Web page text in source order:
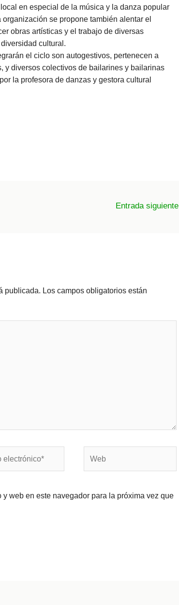
en especial de la música y la danza popular
se propone también alentar el
obras artísticas y el trabajo de diversas
cultural.
el ciclo son autogestivos, pertenecen a
y diversos colectivos de bailarines y bailarinas
la profesora de danzas y gestora cultural
Entrada siguiente
publicada. Los campos obligatorios están
web en este navegador para la próxima vez que